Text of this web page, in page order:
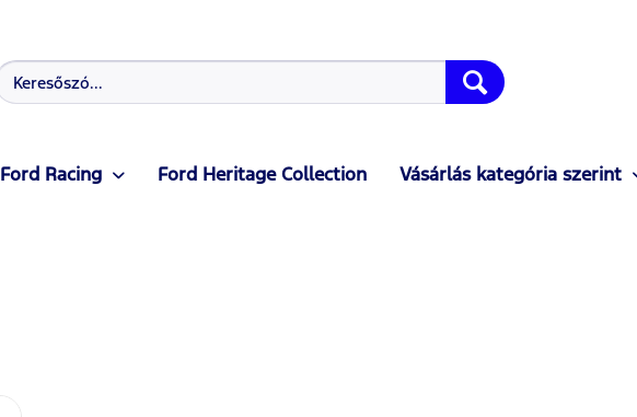
Ford Racing Ford Heritage Collection Vásárlás kategória szerint